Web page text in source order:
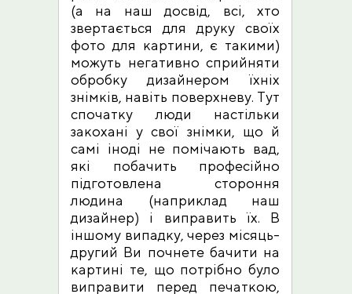
(а на наш досвід, всі, хто
звертається для друку своїх
фото для картини, є такими)
можуть негативно сприйняти
обробку дизайнером їхніх
знімків, навіть поверхневу. Тут
спочатку люди настільки
закохані у свої знімки, що й
самі іноді не помічають вад,
які побачить професійно
підготовлена стороння
людина (наприклад наш
дизайнер) і виправить їх. В
іншому випадку, через місяць-
другий Ви почнете бачити на
картині те, що потрібно було
виправити перед печаткою,